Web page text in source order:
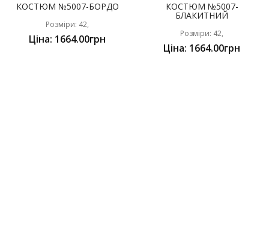
КОСТЮМ №5007-БОРДО
Розміри: 42,
Ціна: 1664.00грн
КОСТЮМ №5007-
БЛАКИТНИЙ
Розміри: 42,
Ціна: 1664.00грн